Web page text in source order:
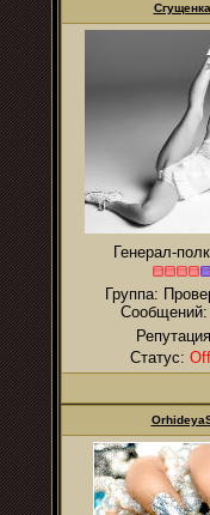
Сгущенка
Генерал-
Группа:
Сообщений:
Статус: